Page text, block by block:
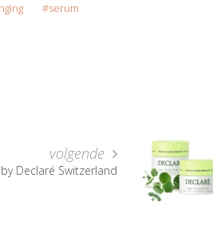
serum
volgende
Declaré Switzerland